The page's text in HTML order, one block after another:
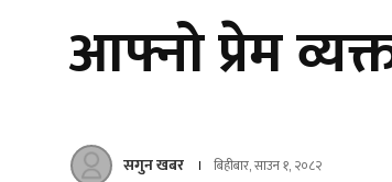
आफ्नो प्रेम
सगुन खबर बिहीबार, साउन १, २०८२